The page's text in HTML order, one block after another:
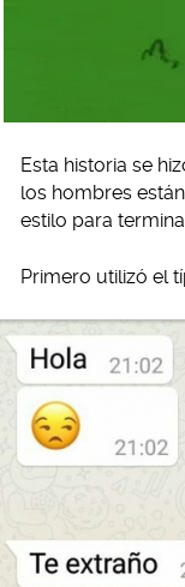
Esta historia se
los hombres
estilo para
Primero utilizó el